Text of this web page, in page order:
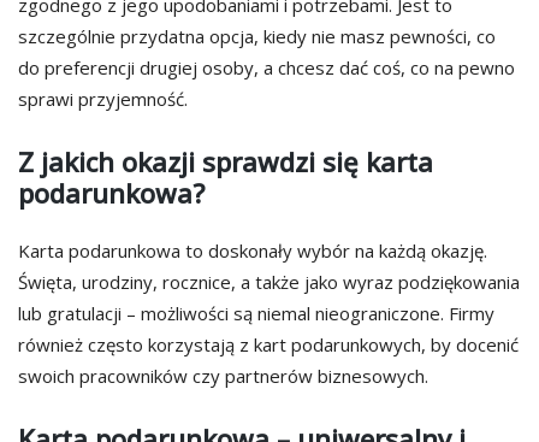
zgodnego z jego upodobaniami i potrzebami. Jest to
szczególnie przydatna opcja, kiedy nie masz pewności, co
do preferencji drugiej osoby, a chcesz dać coś, co na pewno
sprawi przyjemność.
Z jakich okazji sprawdzi się karta
podarunkowa?
Karta podarunkowa to doskonały wybór na każdą okazję.
Święta, urodziny, rocznice, a także jako wyraz podziękowania
lub gratulacji – możliwości są niemal nieograniczone. Firmy
również często korzystają z kart podarunkowych, by docenić
swoich pracowników czy partnerów biznesowych.